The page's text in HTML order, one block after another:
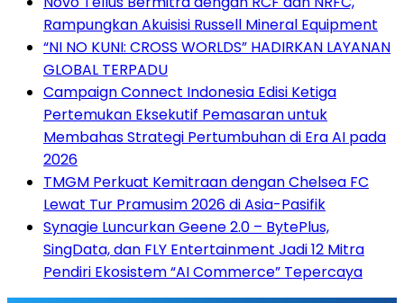
Rampungkan Akuisisi Russell Mineral Equipment
“NI NO KUNI: CROSS WORLDS” HADIRKAN LAYANAN
GLOBAL TERPADU
Campaign Connect Indonesia Edisi Ketiga
Pertemukan Eksekutif Pemasaran untuk
Membahas Strategi Pertumbuhan di Era AI pada
2026
TMGM Perkuat Kemitraan dengan Chelsea FC
Lewat Tur Pramusim 2026 di Asia-Pasifik
Synagie Luncurkan Geene 2.0 – BytePlus,
SingData, dan FLY Entertainment Jadi 12 Mitra
Pendiri Ekosistem “AI Commerce” Tepercaya